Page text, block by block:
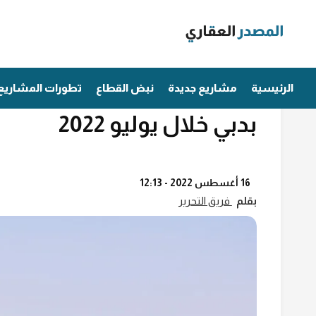
الرئيسية مشاريع جديدة نبض القطاع تطورات
هذه المناطق سجلت أعلى
بدبي خلال يوليو 2022
16 أغسطس 2022 - 12:13
بقلم فريق التحرير